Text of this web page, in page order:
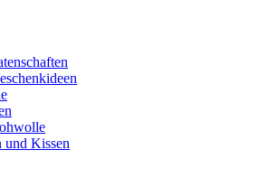
und Kissen